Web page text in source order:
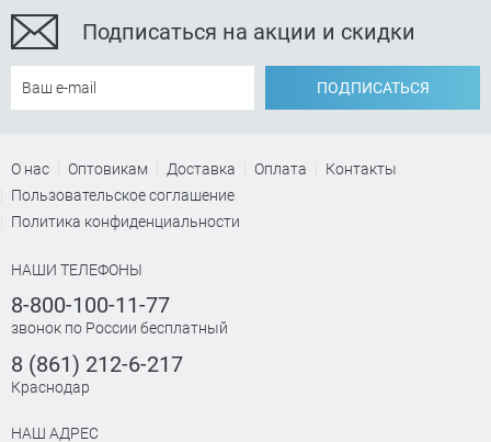
Подписаться на акции и скидки
ПОДПИСАТЬСЯ
О нас Оптовикам Доставка Оплата
Контакты
Пользовательское соглашение
Политика конфиденциальности
НАШИ ТЕЛЕФОНЫ
8-800-100-11-77
звонок по России бесплатный
8 (861) 212-6-217
Краснодар
НАШ АДРЕС